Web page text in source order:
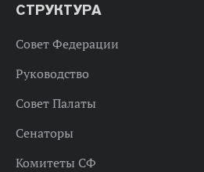
СТРУКТУРА
Совет Федерации
Руководство
Совет Палаты
Сенаторы
Комитеты СФ